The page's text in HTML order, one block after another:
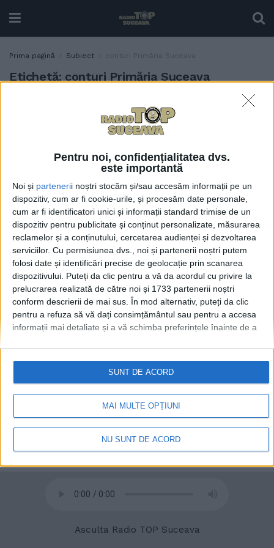
Pentru noi, confidențialitatea dvs.
este importantă
Noi și partenerii noștri stocăm și/sau accesăm informații pe un
dispozitiv, cum ar fi cookie-urile, și procesăm date personale,
cum ar fi identificatori unici și informații standard trimise de un
dispozitiv pentru publicitate și conținut personalizate, măsurarea
reclamelor și a conținutului, cercetarea audienței și dezvoltarea
serviciilor. Cu permisiunea dvs., noi și partenerii noștri putem
folosi date și identificări precise de geolocație prin scanarea
dispozitivului. Puteți da clic pentru a vă da acordul cu privire la
prelucrarea realizată de către noi și 1733 partenerii noștri
conform descrierii de mai sus. În mod alternativ, puteți da clic
pentru a refuza să vă dați consimțământul sau pentru a accesa
informații mai detaliate și a vă schimba preferințele înainte de a
retrageți consimțământul în orice moment, revenind la acest site
și făcând clic pe butonul "Confidențialitate" din partea de jos a
paginii web.
MAI MULTE OPȚIUNI
NU SUNT DE ACORD
SUNT DE ACORD
Prima pagină Subiect conturi Primăria Suceava
Etichetă: conturi Primăria Suceava
Vasile Rîmbu: Veniturile
Primăriei Suceava au fost
supraestimate pentru se a
Astfel, s-au adunat plăți
restante și penalități
consistente
31 OCTOMBRIE, 2024
© 2020Radio TOP Suceava 104 FM
Asculta Radio TOP Suceava